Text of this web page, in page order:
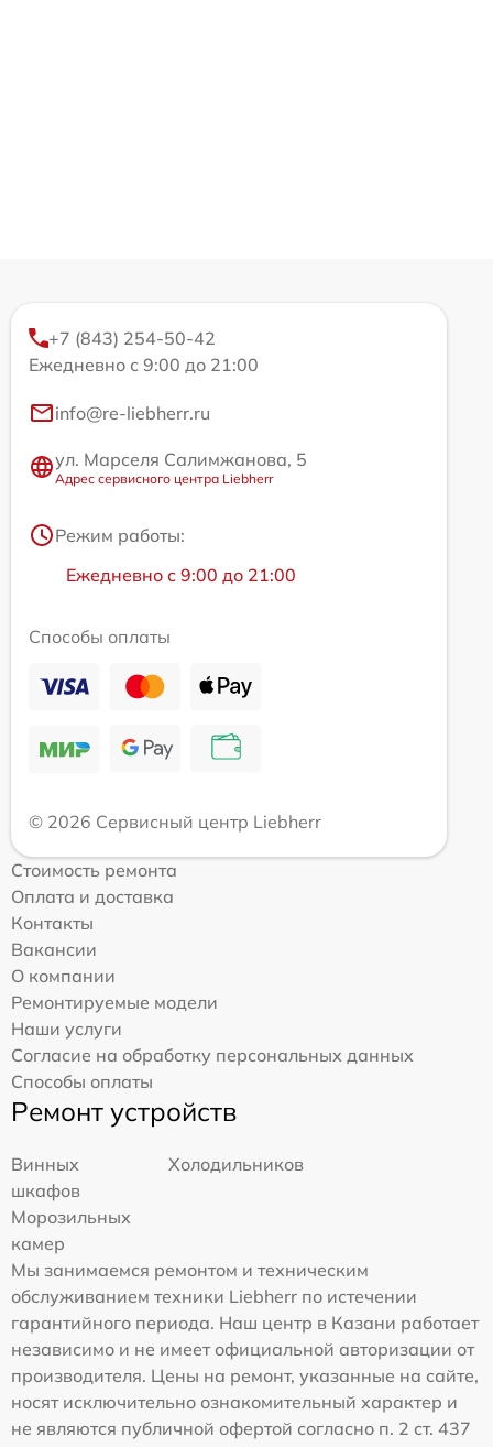
+7 (843) 254-50-42
Ежедневно с 9:00 до 21:00
info@re-liebherr.ru
ул. Марселя Салимжанова, 5
Адрес сервисного центра Liebherr
Режим работы:
Ежедневно с 9:00 до 21:00
Способы оплаты
© 2026 Сервисный центр Liebherr
Стоимость ремонта
Оплата и доставка
Контакты
Вакансии
О компании
Ремонтируемые модели
Наши услуги
Согласие на обработку персональных данных
Способы оплаты
Ремонт устройств
Винных
шкафов
Холодильников
Морозильных
камер
Мы занимаемся ремонтом и техническим
обслуживанием техники Liebherr по истечении
гарантийного периода. Наш центр в Казани работает
независимо и не имеет официальной авторизации от
производителя. Цены на ремонт, указанные на сайте,
носят исключительно ознакомительный характер и
не являются публичной офертой согласно п. 2 ст. 437